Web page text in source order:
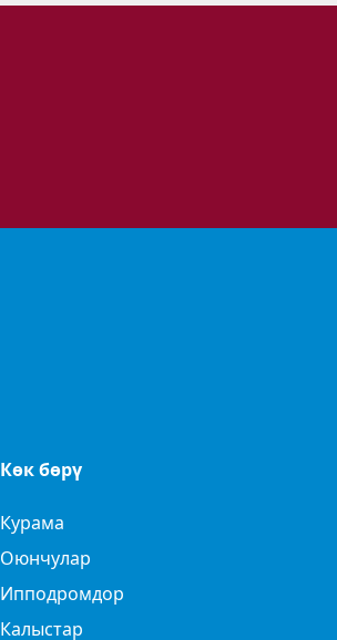
Көк бөрү
Курама
Оюнчулар
Ипподромдор
Калыстар